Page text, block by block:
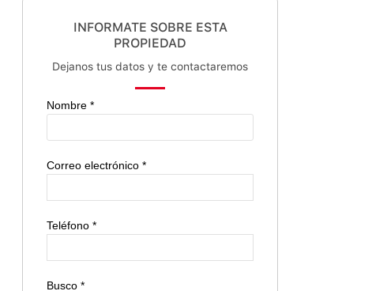
INFORMATE SOBRE ESTA
PROPIEDAD
Dejanos tus datos y te contactaremos
Nombre *
Correo electrónico *
Teléfono *
Busco *